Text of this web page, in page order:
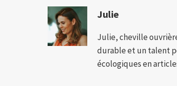
Julie
Julie, cheville
durable et un talent
écologiques en